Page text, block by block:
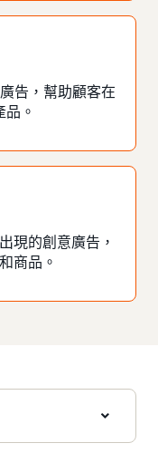
告，幫助顧客在
。
現的創意廣告，
商品。